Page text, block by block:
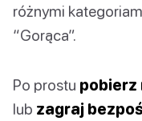
różnymi
“Gorąca”.
Po prostu pobierz
lub zagraj